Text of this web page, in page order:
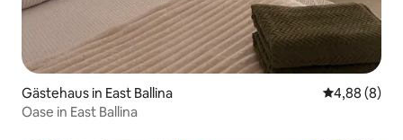
Gästehaus in East Ballina
4,88 (8)
Oase in East Ballina